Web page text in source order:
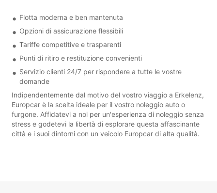
Flotta moderna e ben mantenuta
Opzioni di assicurazione flessibili
Tariffe competitive e trasparenti
Punti di ritiro e restituzione convenienti
Servizio clienti 24/7 per rispondere a tutte le vostre
domande
Indipendentemente dal motivo del vostro viaggio a Erkelenz,
Europcar è la scelta ideale per il vostro noleggio auto o
furgone. Affidatevi a noi per un'esperienza di noleggio senza
stress e godetevi la libertà di esplorare questa affascinante
città e i suoi dintorni con un veicolo Europcar di alta qualità.